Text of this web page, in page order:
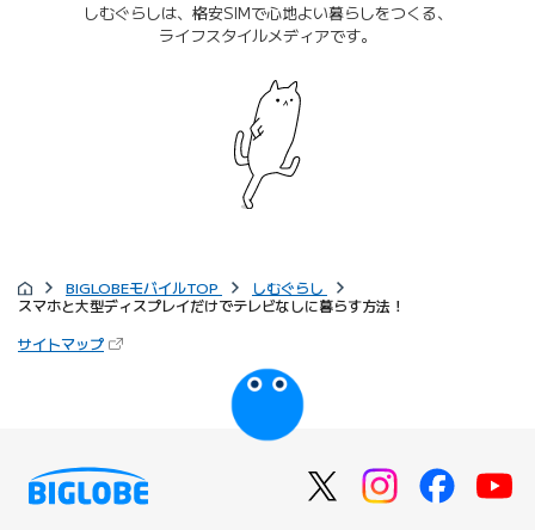
しむぐらしは、格安SIMで心地よい暮らしをつくる、
ライフスタイルメディアです。
BIGLOBEモバイルTOP
しむぐらし
スマホと大型ディスプレイだけでテレビなしに暮らす方法！
サイトマップ